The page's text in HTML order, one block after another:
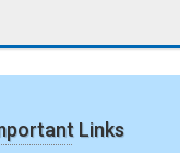
Links